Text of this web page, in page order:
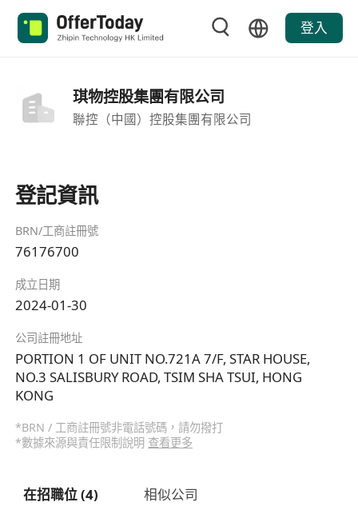
登入
琪物控股集團有限公司
聯控（中國）控股集團有限公司
登記資訊
BRN/工商註冊號
76176700
成立日期
2024-01-30
公司註冊地址
PORTION 1 OF UNIT NO.721A 7/F, STAR HOUSE,
NO.3 SALISBURY ROAD, TSIM SHA TSUI, HONG
KONG
*BRN / 工商註冊號非電話號碼，請勿撥打
*數據來源與責任限制說明 查看更多
在招職位 (4) 相似公司